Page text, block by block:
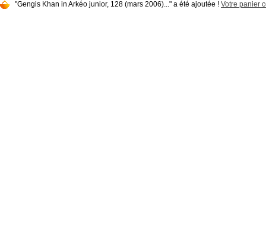
"Gengis Khan in Arkéo junior, 128 (mars 2006)..." a été ajoutée ! Votre panier